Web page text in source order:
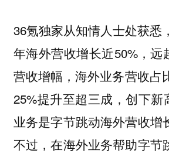
36氪独家从知情人士处获悉
年海外营收增长近50%，远
营收增幅，海外业务营收占
25%提升至超三成，创下新
业务是字节跳动海外营收增
不过，在海外业务帮助字节